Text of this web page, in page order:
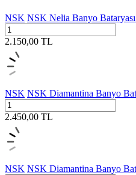
NSK NSK Nelia Banyo
2.150,00 TL
NSK NSK Diamantina Banyo
2.450,00 TL
NSK NSK Diamantina Banyo